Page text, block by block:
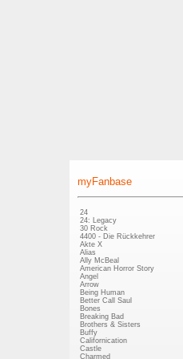
myFanbase
24
24: Legacy
30 Rock
4400 - Die Rückkehrer
Akte X
Alias
Ally McBeal
American Horror Story
Angel
Arrow
Being Human
Better Call Saul
Bones
Breaking Bad
Brothers & Sisters
Buffy
Californication
Castle
Charmed